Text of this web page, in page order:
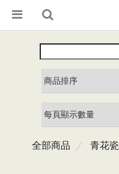
全部商品 青花瓷